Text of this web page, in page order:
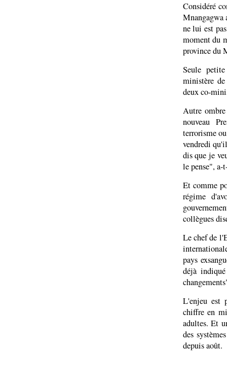
Considéré
Mnangagwa
ne lui est
moment du
province du
Seule
ministère
deux co-
Autre
nouveau
terrorisme
vendredi
dis que je
le pense", a-
Et comme
régime
collègues
Le chef de
pays
déjà
L'enjeu est
chiffre en
adultes. Et
des
depuis août.